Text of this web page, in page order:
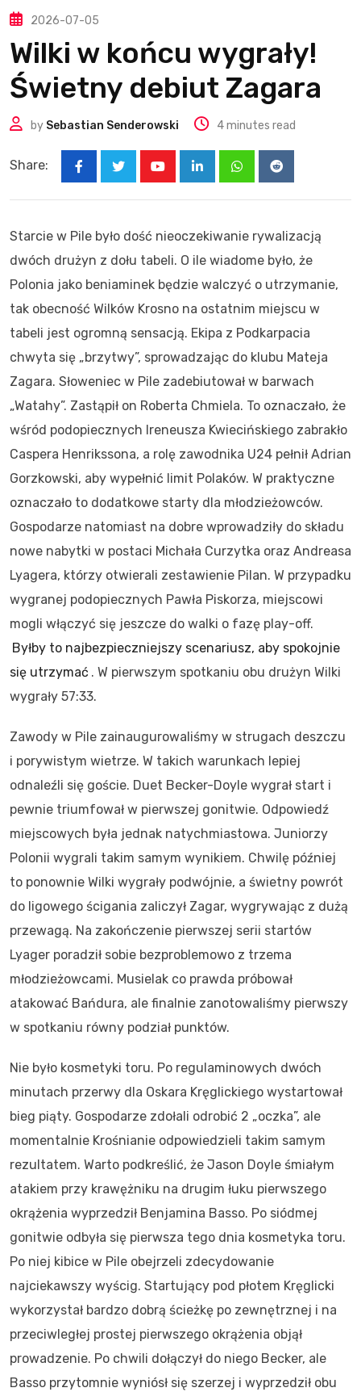
2026-07-05
Wilki w końcu wygrały!
Świetny debiut Zagara
by Sebastian Senderowski 4 minutes read
Share:
LinkedInWhatsappReddit
Starcie w Pile było dość nieoczekiwanie rywalizacją
dwóch drużyn z dołu tabeli. O ile wiadome było, że
Polonia jako beniaminek będzie walczyć o utrzymanie,
tak obecność Wilków Krosno na ostatnim miejscu w
tabeli jest ogromną sensacją. Ekipa z Podkarpacia
chwyta się „brzytwy”, sprowadzając do klubu Mateja
Zagara. Słoweniec w Pile zadebiutował w barwach
„Watahy”. Zastąpił on Roberta Chmiela. To oznaczało, że
wśród podopiecznych Ireneusza Kwiecińskiego zabrakło
Caspera Henrikssona, a rolę zawodnika U24 pełnił Adrian
Gorzkowski, aby wypełnić limit Polaków. W praktyczne
oznaczało to dodatkowe starty dla młodzieżowców.
Gospodarze natomiast na dobre wprowadziły do składu
nowe nabytki w postaci Michała Curzytka oraz Andreasa
Lyagera, którzy otwierali zestawienie Pilan. W przypadku
wygranej podopiecznych Pawła Piskorza, miejscowi
mogli włączyć się jeszcze do walki o fazę play-off.
Byłby to najbezpieczniejszy scenariusz, aby spokojnie
się utrzymać . W pierwszym spotkaniu obu drużyn Wilki
wygrały 57:33.
Zawody w Pile zainaugurowaliśmy w strugach deszczu
i porywistym wietrze. W takich warunkach lepiej
odnaleźli się goście. Duet Becker-Doyle wygrał start i
pewnie triumfował w pierwszej gonitwie. Odpowiedź
miejscowych była jednak natychmiastowa. Juniorzy
Polonii wygrali takim samym wynikiem. Chwilę później
to ponownie Wilki wygrały podwójnie, a świetny powrót
do ligowego ścigania zaliczył Zagar, wygrywając z dużą
przewagą. Na zakończenie pierwszej serii startów
Lyager poradził sobie bezproblemowo z trzema
młodzieżowcami. Musielak co prawda próbował
atakować Bańdura, ale finalnie zanotowaliśmy pierwszy
w spotkaniu równy podział punktów.
Nie było kosmetyki toru. Po regulaminowych dwóch
minutach przerwy dla Oskara Kręglickiego wystartował
bieg piąty. Gospodarze zdołali odrobić 2 „oczka”, ale
momentalnie Krośnianie odpowiedzieli takim samym
rezultatem. Warto podkreślić, że Jason Doyle śmiałym
atakiem przy krawężniku na drugim łuku pierwszego
okrążenia wyprzedził Benjamina Basso. Po siódmej
gonitwie odbyła się pierwsza tego dnia kosmetyka toru.
Po niej kibice w Pile obejrzeli zdecydowanie
najciekawszy wyścig. Startujący pod płotem Kręglicki
wykorzystał bardzo dobrą ścieżkę po zewnętrznej i na
przeciwległej prostej pierwszego okrążenia objął
prowadzenie. Po chwili dołączył do niego Becker, ale
Basso przytomnie wyniósł się szerzej i wyprzedził obu